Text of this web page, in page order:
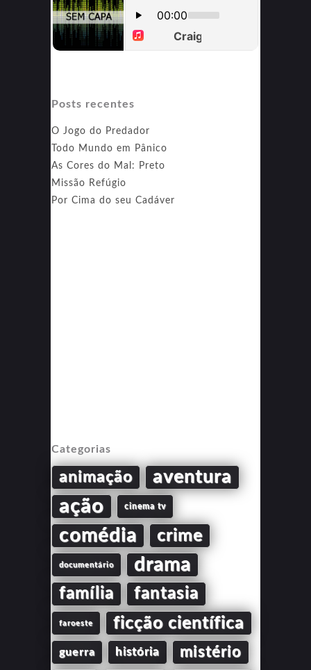
Posts recentes
O Jogo do Predador
Todo Mundo em Pânico
As Cores do Mal: Preto
Missão Refúgio
Por Cima do seu Cadáver
Categorias
animação aventura
ação cinema tv
comédia crime
documentário drama
família fantasia
faroeste ficção científica
guerra história mistério